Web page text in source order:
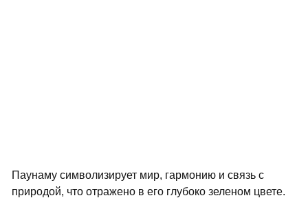
Паунаму символизирует мир, гармонию и связь с
природой, что отражено в его глубоко зеленом цвете.